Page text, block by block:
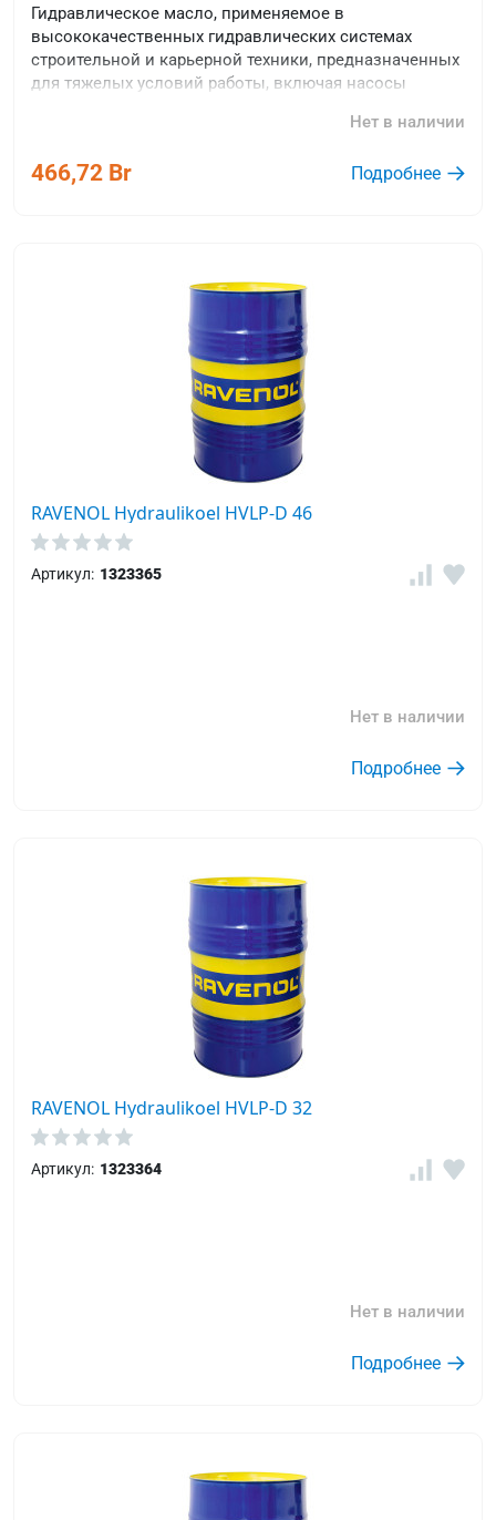
Гидравлическое масло, применяемое в
высококачественных гидравлических системах
строительной и карьерной техники, предназначенных
для тяжелых условий работы, включая насосы
Нет в наличии
466,72 Br Подробнее
RAVENOL Hydraulikoel HVLP-D 46
Артикул: 1323365
Нет в наличии
Подробнее
RAVENOL Hydraulikoel HVLP-D 32
Артикул: 1323364
Нет в наличии
Подробнее